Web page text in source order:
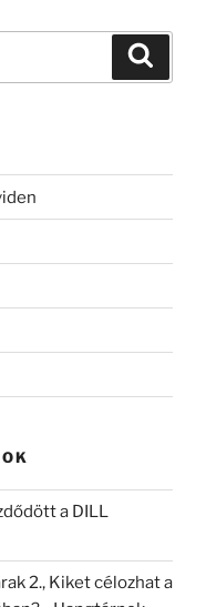
a DILL
2., Kiket célozhat a